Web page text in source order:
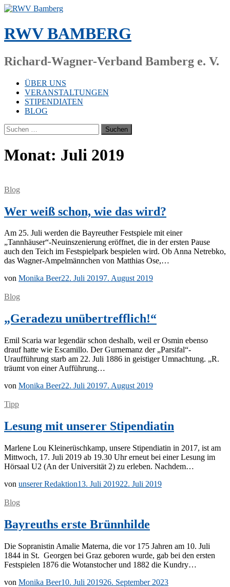
Zum
springen
RWV BAMBERG
Richard-Wagner-Verband Bamberg e. V.
ÜBER UNS
VERANSTALTUNGEN
STIPENDIATEN
BLOG
Suchen
nach:
Monat: Juli 2019
Blog
Wer weiß schon, wie das wird?
Am 25. Juli wer­den die Bay­reu­ther Fest­spie­le mit ei­ner
„Tannhäuser“-Neuinszenierung er­öff­net, die in der ers­ten Pau­se
auch den Teich im Fest­spiel­park be­spie­len wird. Ob Anna Netreb­ko,
das Wa­g­­ner-Am­­pel­­män­n­chen von Mat­thi­as Ose,…
von Monika Beer22. Juli 20197. August 2019
Blog
„Geradezu unübertrefflich!“
Emil Sca­ria war le­gen­där schon des­halb, weil er Os­min eben­so
drauf hat­te wie Es­ca­mil­lo. Der Gurn­emanz der „Parsifal“-
Uraufführung starb am 22. Juli 1886 in geis­ti­ger Um­nach­tung. „R.
träumt von ei­ner Aufführung…
von Monika Beer22. Juli 20197. August 2019
Tipp
Lesung mit unserer Stipendiatin
Mar­le­ne Lou Klei­ne­rüsch­kamp, un­se­re Sti­pen­dia­tin in 2017, ist am
Mitt­woch, 17. Juli 2019 ab 19.30 Uhr er­neut bei ei­ner Le­sung im
Hör­saal U2 (An der Uni­ver­si­tät 2) zu er­le­ben. Nachdem…
von unserer Redaktion13. Juli 201922. Juli 2019
Blog
Bayreuths erste Brünnhilde
Die So­pra­nis­tin Ama­lie Ma­te­r­na, die vor 175 Jah­ren am 10. Juli
1844 in St. Ge­or­gen bei Graz ge­bo­ren wur­de, gab bei den ers­ten
Fest­spie­len 1876 die Wo­tan­sto­cher und 1882 die Kundry…
von Monika Beer10. Juli 201926. September 2023